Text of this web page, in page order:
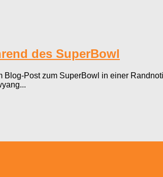
des SuperBowl
Post zum SuperBowl in einer